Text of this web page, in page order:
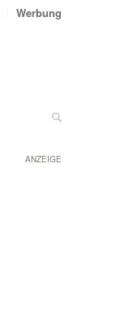
Werbung
ANZEIGE